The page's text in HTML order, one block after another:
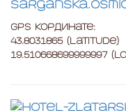
GPS Кординате:
43.8031865 (Latitude)
19.510668699999997